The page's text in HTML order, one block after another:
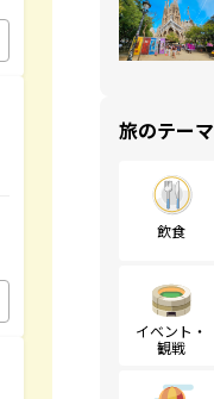
旅のテーマ
飲食
イベント・
観戦